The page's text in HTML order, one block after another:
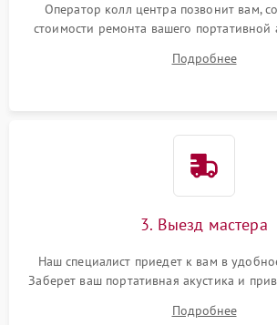
Оператор колл центра позвонит вам,
стоимости ремонта вашего портативной
Подробнее
3. Выезд мастера
Наш специалист приедет к вам в
Заберет ваш портативная акустика и
Подробнее